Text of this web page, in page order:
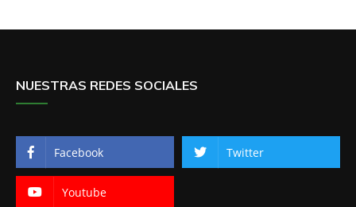
NUESTRAS REDES SOCIALES
Facebook Twitter
Youtube